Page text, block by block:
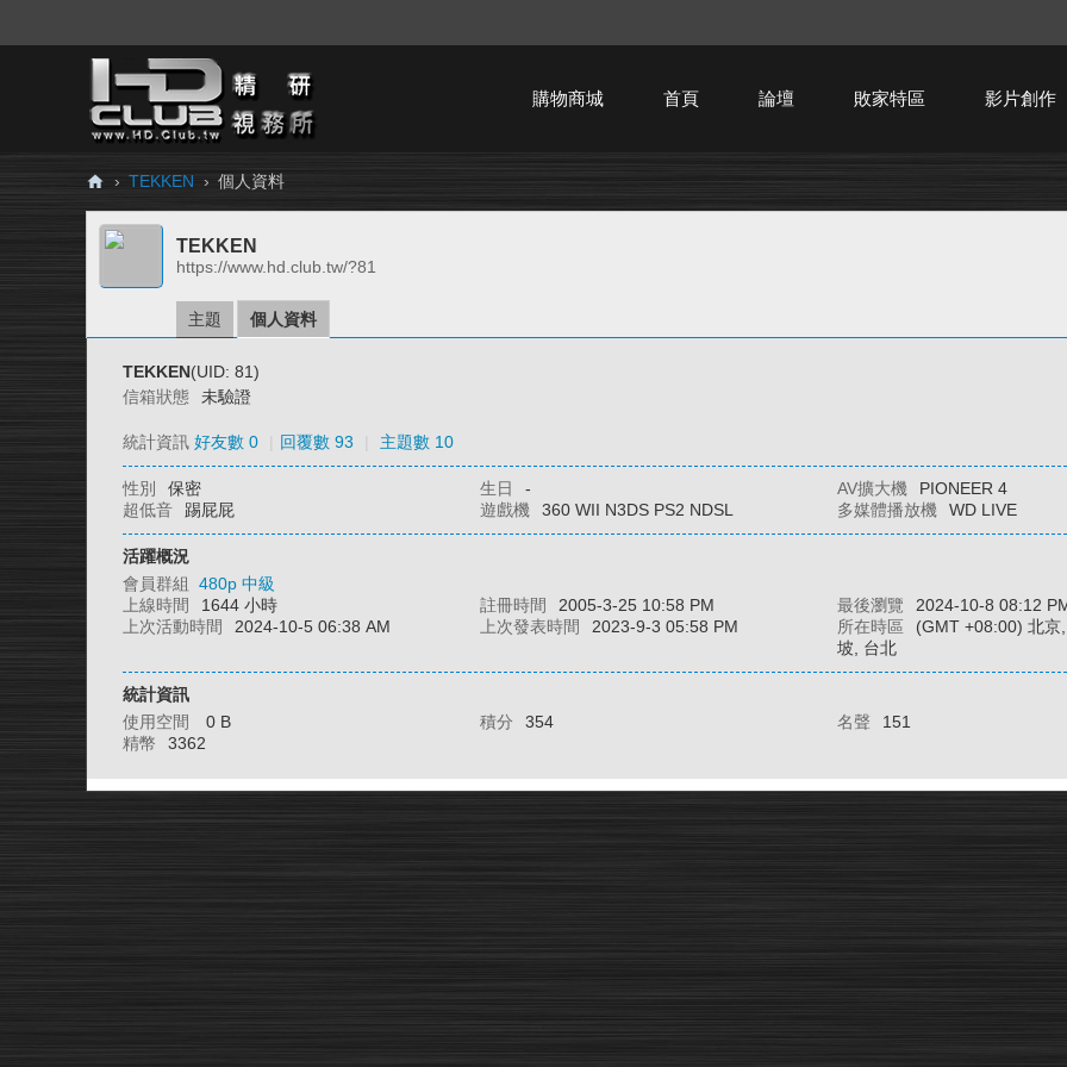
購物商城 首頁 論壇 敗家特區 影片創作
H
Cl
› TEKKEN › 個人資料
TEKKEN
https://www.hd.club.tw/?81
主題 個人資料
TEKKEN(UID: 81)
信箱狀態
未驗證
統計資訊 好友數 0 回覆數 93 主題數 10
性別 保密 生日 - AV擴大機
PIONEER 4
超低音
踢屁屁 遊戲機 360 WII N3DS PS2 NDSL 多媒體播放機 WD LIVE
活躍概況
會員群組 480p 中級
上線時間
1644 小時 註冊時間 2005-3-25 10:58 PM 最後瀏覽
2024-10-8 08:12
上次活動時間
2024-10-5 06:38 AM 上次發表時間 2023-9-3 05:58 PM 所在時區
(GMT +08:00) 北京
坡, 台北
統計資訊
使用空間
0 B 積分 354 名聲
151
精幣
3362